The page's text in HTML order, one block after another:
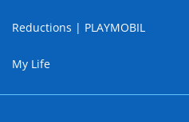
Reductions | PLAYMOBIL
My Life